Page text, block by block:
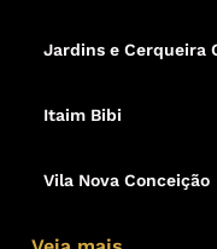
Jardins e Cerqueira
Itaim Bibi
Vila Nova Conceição